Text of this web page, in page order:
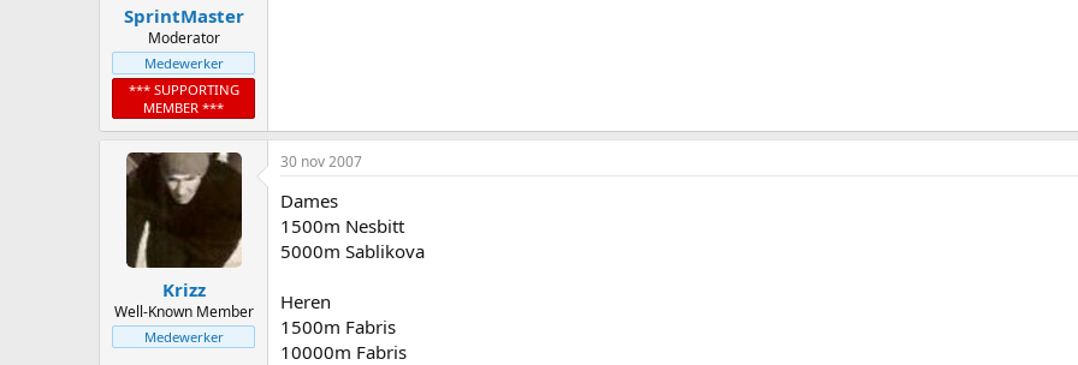
SprintMaster
Moderator
Medewerker
*** SUPPORTING
MEMBER ***
Krizz
Well-Known Member
Medewerker
30 nov 2007
Dames
1500m Nesbitt
5000m Sablikova
Heren
1500m Fabris
10000m Fabris